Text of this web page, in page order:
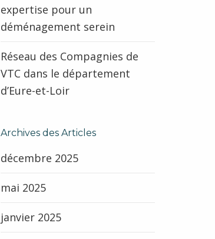
expertise pour un
déménagement serein
Réseau des Compagnies de
VTC dans le département
d’Eure-et-Loir
Archives des Articles
décembre 2025
mai 2025
janvier 2025